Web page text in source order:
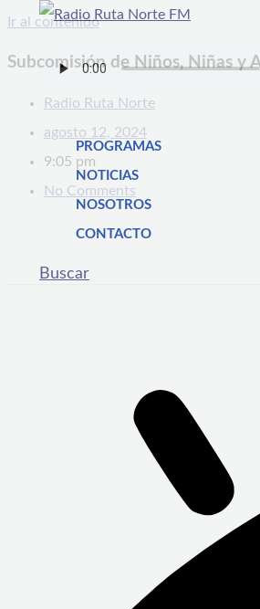
Ir al contenido
PROGRAMAS
NOTICIAS
NOSOTROS
CONTACTO
Buscar
Subcomisión de Niños, Niñas y
Radio Ruta Norte
agosto 12, 2024
9:05 pm
No Comments